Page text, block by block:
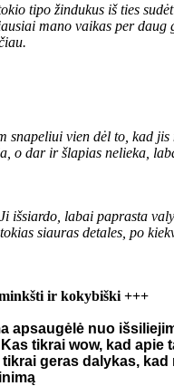
tipo žindukus iš ties
mano vaikas per
snapeliui vien dėl to, kad
o dar ir šlapias nelieka,
išsiardo, labai paprasta
siauras detales, po
ir kokybiški +++
apsaugėlė nuo
tikrai wow, kad apie
geras dalykas,